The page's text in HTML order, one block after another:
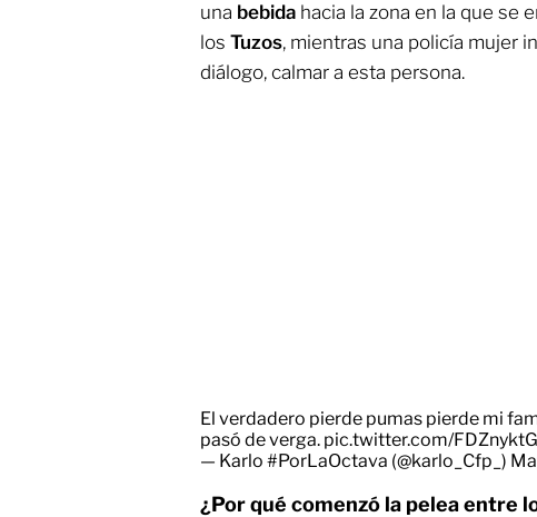
una bebida hacia la zona en la que se
los Tuzos, mientras una policía mujer
diálogo, calmar a esta persona.
El verdadero pierde pumas pierde mi
pasó de verga. pic.twitter.com/
— Karlo #PorLaOctava (@karlo_Cfp_)
¿Por qué comenzó la pelea entre